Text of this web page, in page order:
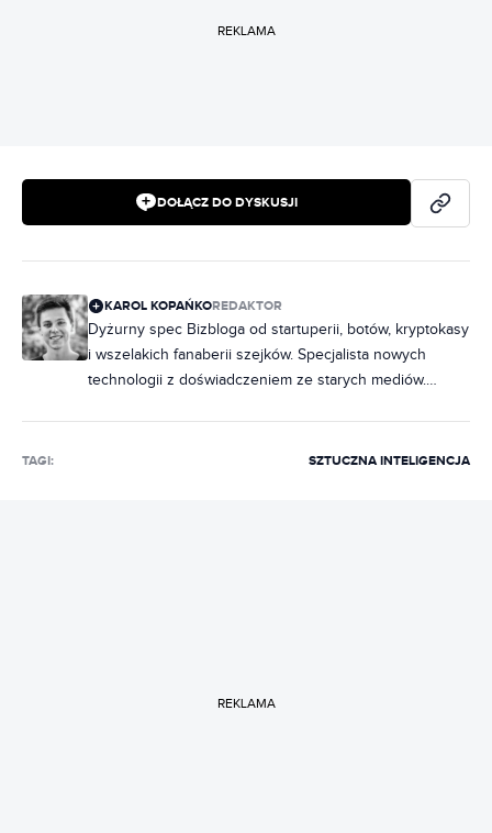
REKLAMA
DOŁĄCZ DO DYSKUSJI
KAROL KOPAŃKOREDAKTOR
Dyżurny spec Bizbloga od startuperii, botów, kryptokasy
i wszelakich fanaberii szejków. Specjalista nowych
technologii z doświadczeniem ze starych mediów.
dwóch książek „Bitcoin. Złoto XXI wieku” i „Polski e-
TAGI: SZTUCZNA INTELIGENCJA
REKLAMA